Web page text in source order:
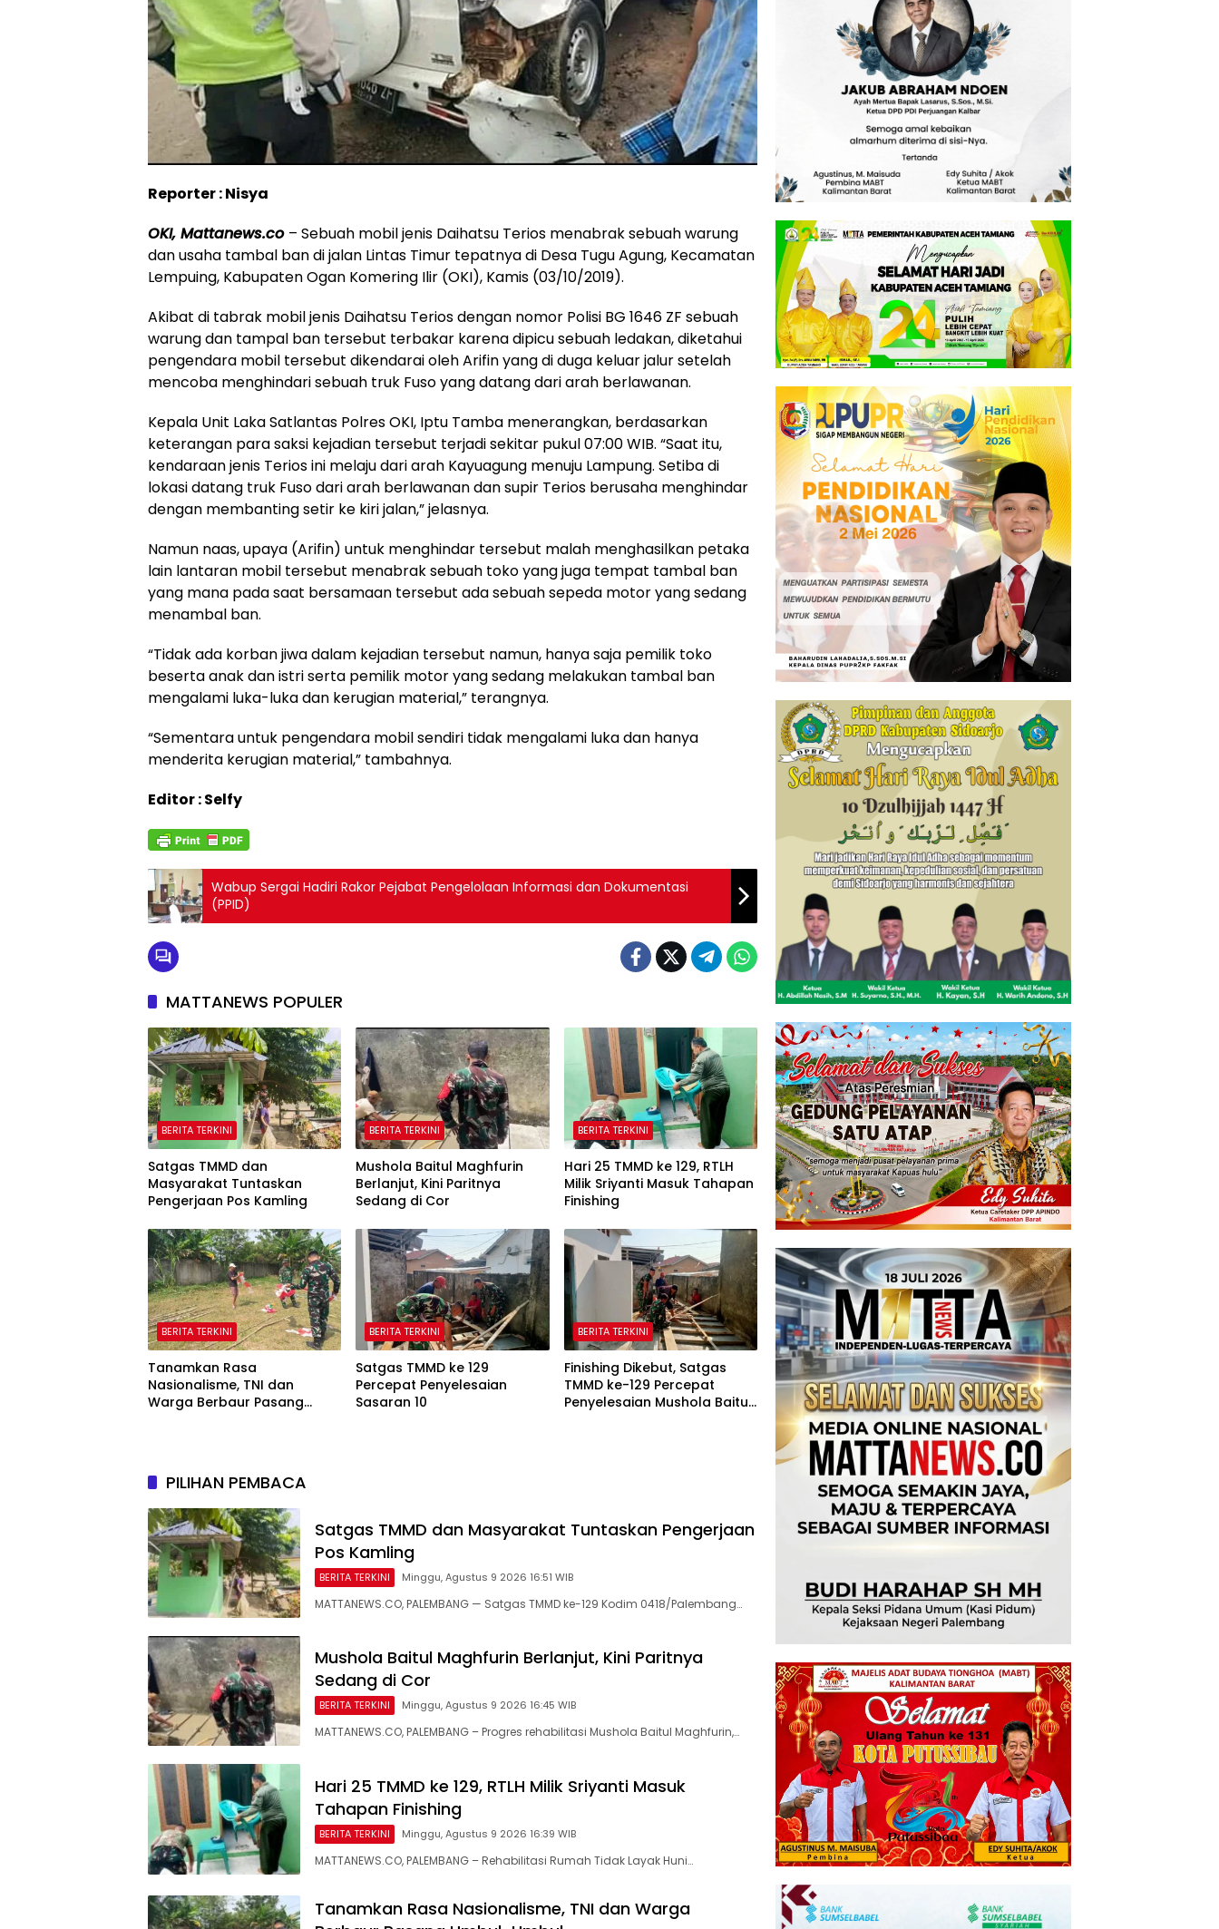
Reporter : Nisya
OKI, Mattanews.co – Sebuah mobil jenis Daihatsu Terios menabrak sebuah warung
dan usaha tambal ban di jalan Lintas Timur tepatnya di Desa Tugu Agung, Kecamatan
Lempuing, Kabupaten Ogan Komering Ilir (OKI), Kamis (03/10/2019).
Akibat di tabrak mobil jenis Daihatsu Terios dengan nomor Polisi BG 1646 ZF sebuah
warung dan tampal ban tersebut terbakar karena dipicu sebuah ledakan, diketahui
pengendara mobil tersebut dikendarai oleh Arifin yang di duga keluar jalur setelah
mencoba menghindari sebuah truk Fuso yang datang dari arah berlawanan.
Kepala Unit Laka Satlantas Polres OKI, Iptu Tamba menerangkan, berdasarkan
keterangan para saksi kejadian tersebut terjadi sekitar pukul 07:00 WIB. “Saat itu,
kendaraan jenis Terios ini melaju dari arah Kayuagung menuju Lampung. Setiba di
lokasi datang truk Fuso dari arah berlawanan dan supir Terios berusaha menghindar
dengan membanting setir ke kiri jalan,” jelasnya.
Namun naas, upaya (Arifin) untuk menghindar tersebut malah menghasilkan petaka
lain lantaran mobil tersebut menabrak sebuah toko yang juga tempat tambal ban
yang mana pada saat bersamaan tersebut ada sebuah sepeda motor yang sedang
menambal ban.
“Tidak ada korban jiwa dalam kejadian tersebut namun, hanya saja pemilik toko
beserta anak dan istri serta pemilik motor yang sedang melakukan tambal ban
mengalami luka-luka dan kerugian material,” terangnya.
“Sementara untuk pengendara mobil sendiri tidak mengalami luka dan hanya
menderita kerugian material,” tambahnya.
Editor : Selfy
Wabup Sergai Hadiri Rakor Pejabat Pengelolaan Informasi dan Dokumentasi
(PPID)
MATTANEWS POPULER
BERITA TERKINI
Satgas TMMD dan
Masyarakat Tuntaskan
Pengerjaan Pos Kamling
BERITA TERKINI
Mushola Baitul Maghfurin
Berlanjut, Kini Paritnya
Sedang di Cor
BERITA TERKINI
Hari 25 TMMD ke 129, RTLH
Milik Sriyanti Masuk Tahapan
Finishing
BERITA TERKINI
Tanamkan Rasa
Nasionalisme, TNI dan
Warga Berbaur Pasang
BERITA TERKINI
Satgas TMMD ke 129
Percepat Penyelesaian
Sasaran 10
BERITA TERKINI
Finishing Dikebut, Satgas
TMMD ke-129 Percepat
Penyelesaian Mushola Baitul
PILIHAN PEMBACA
Satgas TMMD dan Masyarakat Tuntaskan Pengerjaan
Pos Kamling
BERITA TERKINI Minggu, Agustus 9 2026 16:51 WIB
MATTANEWS.CO, PALEMBANG — Satgas TMMD ke-129 Kodim 0418/Palembang…
Mushola Baitul Maghfurin Berlanjut, Kini Paritnya
Sedang di Cor
BERITA TERKINI Minggu, Agustus 9 2026 16:45 WIB
MATTANEWS.CO, PALEMBANG – Progres rehabilitasi Mushola Baitul Maghfurin,…
Hari 25 TMMD ke 129, RTLH Milik Sriyanti Masuk
Tahapan Finishing
BERITA TERKINI Minggu, Agustus 9 2026 16:39 WIB
MATTANEWS.CO, PALEMBANG – Rehabilitasi Rumah Tidak Layak Huni…
Tanamkan Rasa Nasionalisme, TNI dan Warga